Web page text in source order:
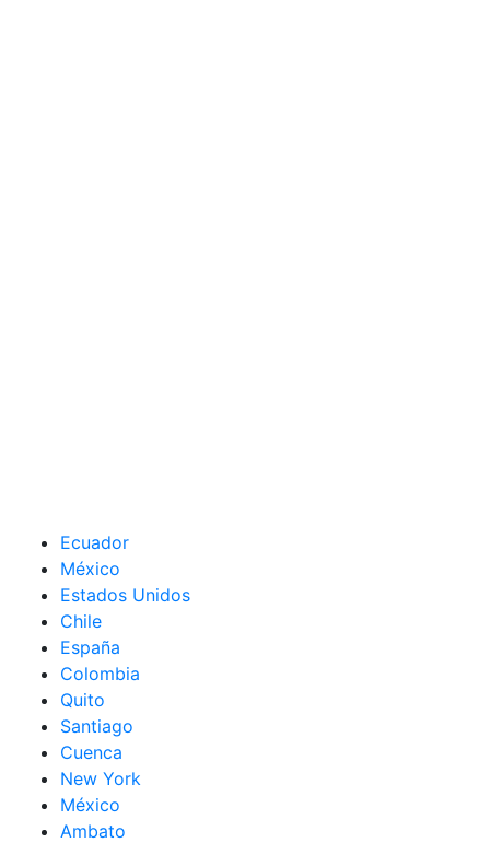
Ecuador
México
Estados Unidos
Chile
España
Colombia
Quito
Santiago
Cuenca
New York
México
Ambato